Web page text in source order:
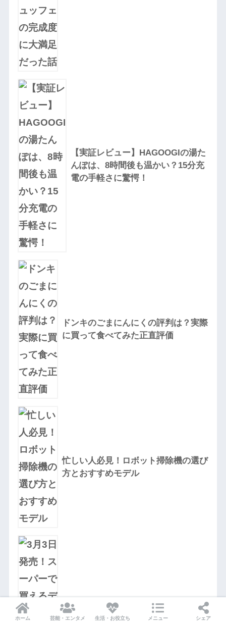
【実証レビュー】HAGOOGIの湯た
んぽは、8時間後も温かい？15分充
電の手軽さに驚愕！
ドンキのごまにんにくの評判は？実際
に買って食べてみた正直評価
忙しい人必見！ロボット掃除機の選び
方とおすすめモデル
3月3日発売！スーパーで買えるディズ
ニーカード付きお菓子を徹底解説！
ホーム 芸能・エンタメ 生活・お役立ち メニュー シェア